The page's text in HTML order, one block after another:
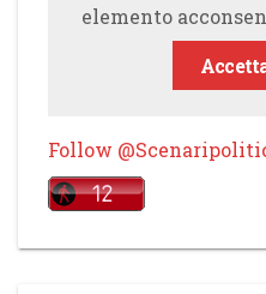
elemento
Follow